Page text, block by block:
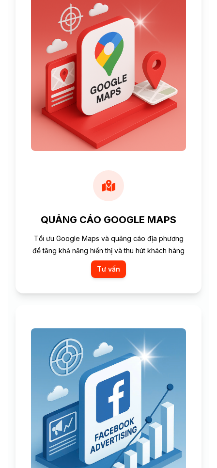
QUẢNG CÁO GOOGLE MAPS
Tối ưu Google Maps và quảng cáo địa phương
để tăng khả năng hiển thị và thu hút khách hàng
Tư vấn